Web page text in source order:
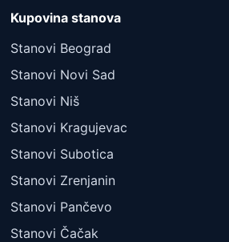
Kupovina stanova
Stanovi Beograd
Stanovi Novi Sad
Stanovi Niš
Stanovi Kragujevac
Stanovi Subotica
Stanovi Zrenjanin
Stanovi Pančevo
Stanovi Čačak